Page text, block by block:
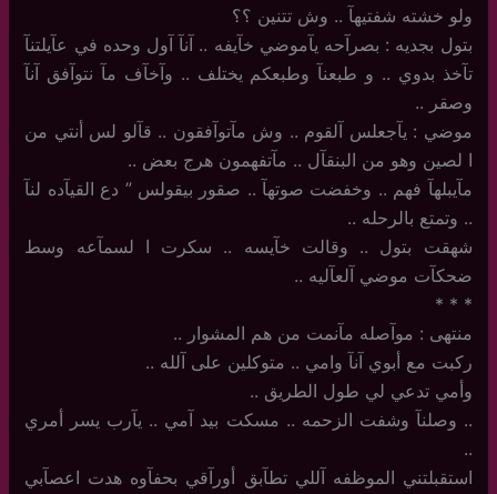
ولو خشته شفتيهآ .. وش تتنين ؟؟
بتول بجديه : بصرآحه يآموضي خآيفه .. آنآ آول وحده في عآيلتنآ
تآخذ بدوي .. و طبعنآ وطبعكم يختلف .. وآخآف مآ نتوآفق آنآ
وصقر ..
موضي : يآجعلس آلقوم .. وش مآتوآفقون .. قآلو لس أنتي من
ا لصين وهو من البنقآل .. مآتفهمون هرج بعض ..
مآيبلهآ فهم .. وخفضت صوتهآ .. صقور بيقولس ” دع القيآده لنآ
.. وتمتع بالرحله ..
شهقت بتول .. وقالت خآيسه .. سكرت ا لسمآعه وسط
ضحكآت موضي آلعآليه ..
‏*‏ * *
منتهى : موآصله مآنمت من هم المشوار ..
ركبت مع أبوي آنآ وامي .. متوكلين على آلله ..
وأمي تدعي لي طول الطريق ..
..‏ وصلنآ وشفت الزحمه .. مسكت بيد آمي .. يآرب يسر أمري
..
استقبلتني الموظفه آللي تطآبق أورآقي بحفآوه هدت اعصآبي